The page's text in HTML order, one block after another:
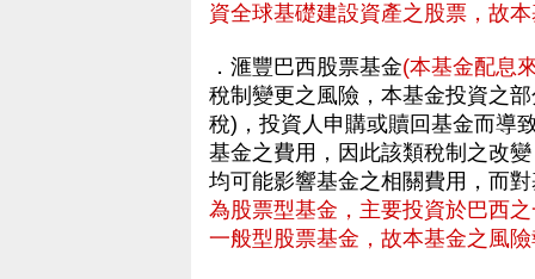
資全球基礎建設資產之股票，故
．滙豐巴西股票基金(本基金配息
稅制變更之風險，本基金投資之
稅)，投資人申購或贖回基金而導
基金之費用，因此該類稅制之改
均可能影響基金之相關費用，而
為股票型基金，主要投資於巴西
一般型股票基金，故本基金之風